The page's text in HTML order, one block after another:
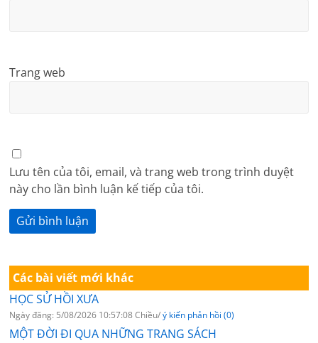
Trang web
Lưu tên của tôi, email, và trang web trong trình duyệt
này cho lần bình luận kế tiếp của tôi.
Các bài viết mới khác
HỌC SỬ HỒI XƯA
Ngày đăng: 5/08/2026 10:57:08 Chiều/ý kiến phản hồi (0)
MỘT ĐỜI ĐI QUA NHỮNG TRANG SÁCH